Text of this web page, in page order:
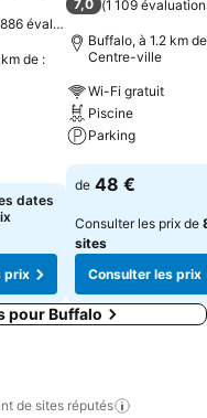
évaluations
de :
prix
dates
prix
7,0 (1 109
Buffalo, à 1.2 km
Centre-ville
Wi-Fi gratuit
Piscine
Parking
Consulter les
de 48 €
Consulter les prix de
sites
Consulter les prix
pour Buffalo
de sites réputés